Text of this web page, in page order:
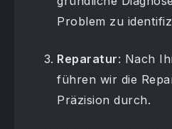
Problem zu
Reparatur: Nach
führen wir die
Präzision durch.